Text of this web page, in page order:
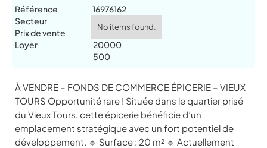
Référence
Secteur
Prix de vente
Loyer
16976162
No items found.
20000
500
À VENDRE – FONDS DE COMMERCE ÉPICERIE – VIEUX
TOURS Opportunité rare ! Située dans le quartier prisé
du Vieux Tours, cette épicerie bénéficie d’un
emplacement stratégique avec un fort potentiel de
développement. 🔹 Surface : 20 m² 🔹 Actuellement